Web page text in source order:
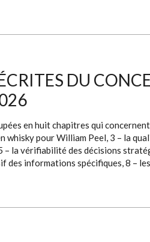
DU
en huit chapitres qui
whisky pour William Peel, 3 – la
– la vérifiabilité des décisions
des informations spécifiques, 8 –